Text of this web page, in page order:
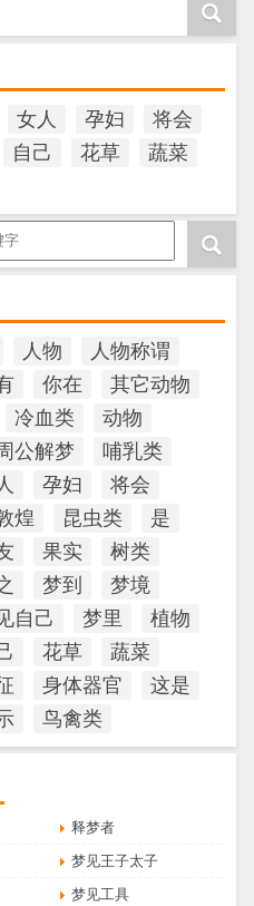
女人 孕妇
将会
自己 花草
蔬菜
人物
人物称谓
你在
其它动物
冷血类
动物
公解梦
哺乳类
孕妇
将会
煌 昆虫类
是
果实
树类
梦到
梦境
自己 梦里
植物
花草
蔬菜
身体器官
这是
鸟禽类
释梦者
梦见王子太子
梦见工具